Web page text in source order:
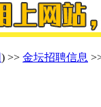
) >> 金坛招聘信息